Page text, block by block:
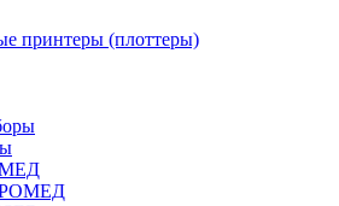
принтеры (плоттеры)